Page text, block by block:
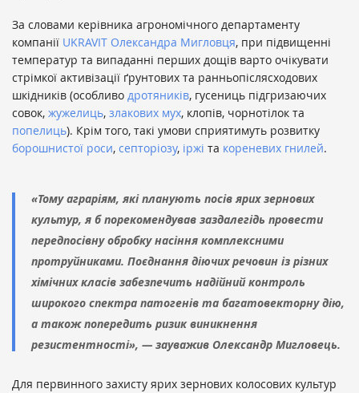
За словами керівника агрономічного департаменту
компанії UKRAVIT Олександра Мигловця, при підвищенні
температур та випаданні перших дощів варто очікувати
стрімкої активізації ґрунтових та ранньопіслясходових
шкідників (особливо дротяників, гусениць підгризаючих
совок, жужелиць, злакових мух, клопів, чорнотілок та
попелиць). Крім того, такі умови сприятимуть розвитку
борошнистої роси, септоріозу, іржі та кореневих гнилей.
«Тому аграріям, які планують посів ярих зернових
культур, я б порекомендував заздалегідь провести
передпосівну обробку насіння комплексними
протруйниками. Поєднання діючих речовин із різних
хімічних класів забезпечить надійний контроль
широкого спектра патогенів та багатовекторну дію,
а також попередить ризик виникнення
резистентності», — зауважив Олександр Мигловець.
Для первинного захисту ярих зернових колосових культур